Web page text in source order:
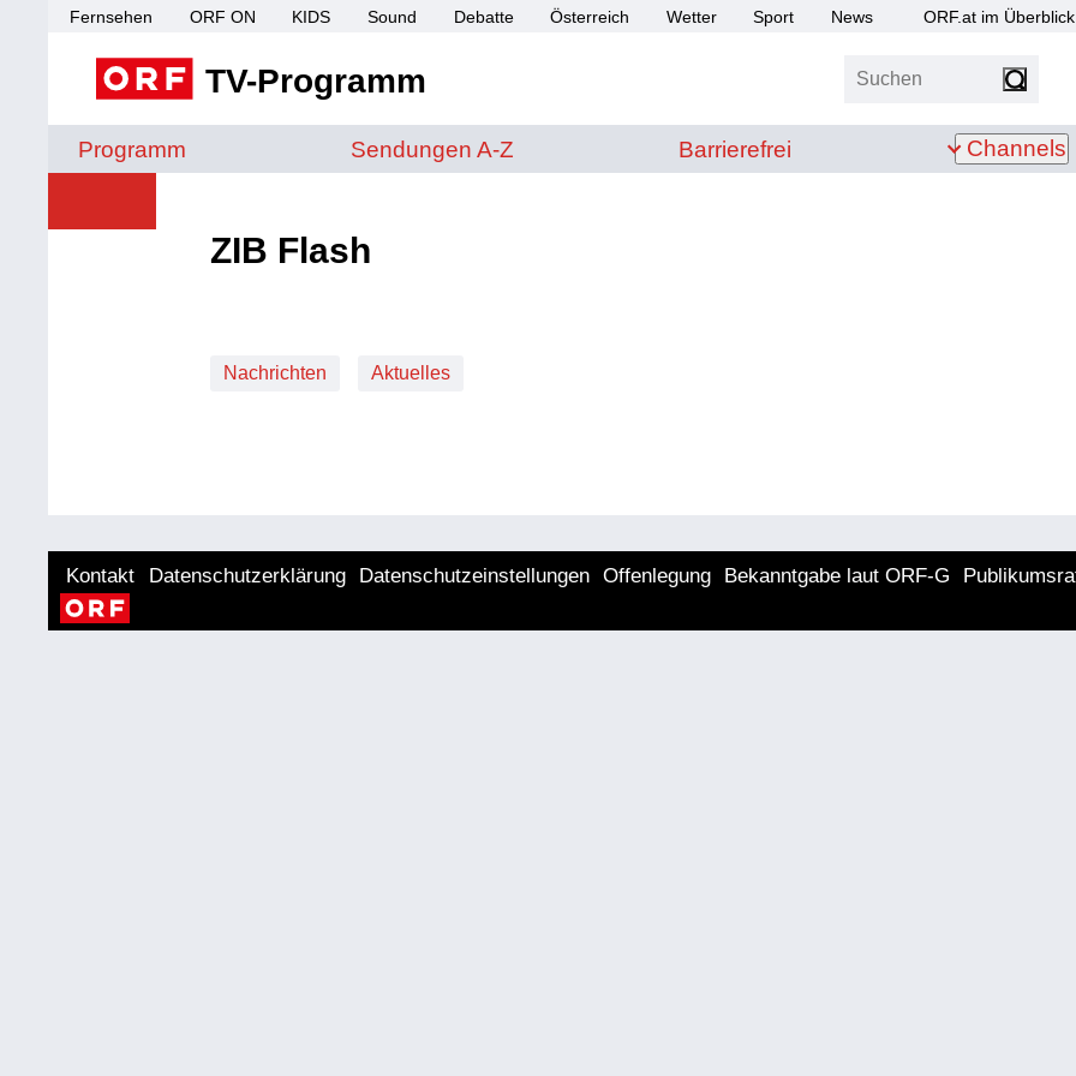
Fernsehen ORF ON KIDS Sound Debatte Österreich Wetter Sport News ORF.at im Überblick
TV-Programm Suchen
Programm Sendungen von A bis Z
Sendungen A-Z Barrierefrei
Barrierefrei Channels
ZIB Flash
Nachrichten Aktuelles
Kontakt Datenschutzerklärung Datenschutzeinstellungen Offenlegung Bekanntgabe laut ORF-G